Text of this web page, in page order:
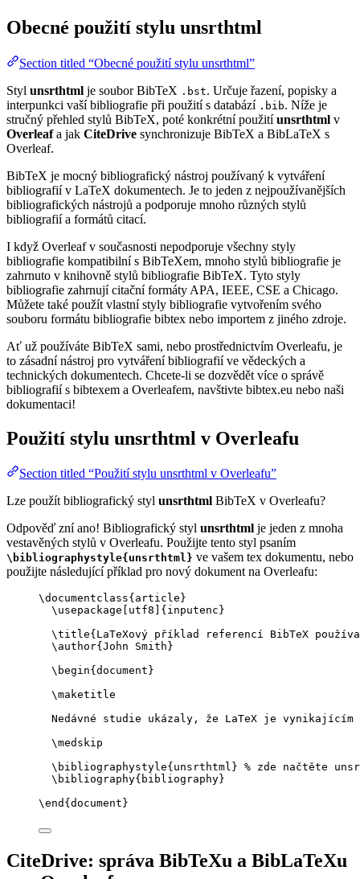
Obecné použití stylu unsrthtml
Section titled “Obecné použití stylu unsrthtml”
Styl unsrthtml je soubor BibTeX .bst. Určuje řazení, popisky a
interpunkci vaší bibliografie při použití s databází .bib. Níže je
stručný přehled stylů BibTeX, poté konkrétní použitíunsrthtml v
Overleafa jak CiteDrive synchronizuje BibTeX a BibLaTeX s
Overleaf.
BibTeX je mocný bibliografický nástroj používaný k vytváření
bibliografií v LaTeX dokumentech. Je to jeden z nejpoužívanějších
bibliografických nástrojů a podporuje mnoho různých stylů
bibliografií a formátů citací.
I když Overleaf v současnosti nepodporuje všechny styly
bibliografie kompatibilní s BibTeXem, mnoho stylů bibliografie je
zahrnuto v knihovně stylů bibliografie BibTeX. Tyto styly
bibliografie zahrnují citační formáty APA, IEEE, CSE a Chicago.
Můžete také použít vlastní styly bibliografie vytvořením svého
souboru formátu bibliografie bibtex nebo importem z jiného zdroje.
Ať už používáte BibTeX sami, nebo prostřednictvím Overleafu, je
to zásadní nástroj pro vytváření bibliografií ve vědeckých a
technických dokumentech. Chcete-li se dozvědět více o správě
bibliografií s bibtexem a Overleafem, navštivte bibtex.eu nebo naši
dokumentaci!
Použití stylu unsrthtml v Overleafu
Section titled “Použití stylu unsrthtml v Overleafu”
Lze použít bibliografický styl unsrthtml BibTeX v Overleafu?
Odpověď zní ano! Bibliografický styl unsrthtml je jeden z mnoha
vestavěných stylů v Overleafu. Použijte tento styl psaním
\bibliographystyle{unsrthtml} ve vašem tex dokumentu, nebo
použijte následující příklad pro nový dokument na Overleafu:
\documentclass{ article }
\usepackage
utf8 ]{ inputenc }
\title{LaTeXový příklad referencí BibTeX
\author{John Smith}
\begin{ document }
\maketitle
Nedávné studie ukázaly, že LaTeX je vynikajícím
\medskip
\bibliographystyle{unsrthtml} % zde načtěte
\bibliography{bibliography}
\end { document }
CiteDrive: správa BibTeXu a BibLaTeXu